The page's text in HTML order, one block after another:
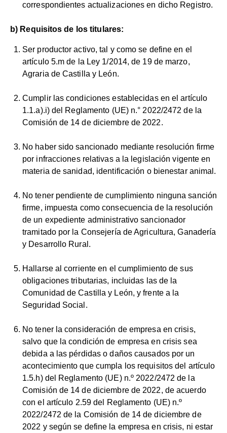
correspondientes actualizaciones en dicho Registro.
b) Requisitos de los titulares:
Ser productor activo, tal y como se define en el
artículo 5.m de la Ley 1/2014, de 19 de marzo,
Agraria de Castilla y León.
Cumplir las condiciones establecidas en el artículo
1.1.a).i) del Reglamento (UE) n.° 2022/2472 de la
Comisión de 14 de diciembre de 2022.
No haber sido sancionado mediante resolución firme
por infracciones relativas a la legislación vigente en
materia de sanidad, identificación o bienestar animal.
No tener pendiente de cumplimiento ninguna sanción
firme, impuesta como consecuencia de la resolución
de un expediente administrativo sancionador
tramitado por la Consejería de Agricultura, Ganadería
y Desarrollo Rural.
Hallarse al corriente en el cumplimiento de sus
obligaciones tributarias, incluidas las de la
Comunidad de Castilla y León, y frente a la
Seguridad Social.
No tener la consideración de empresa en crisis,
salvo que la condición de empresa en crisis sea
debida a las pérdidas o daños causados por un
acontecimiento que cumpla los requisitos del artículo
1.5.h) del Reglamento (UE) n.º 2022/2472 de la
Comisión de 14 de diciembre de 2022, de acuerdo
con el artículo 2.59 del Reglamento (UE) n.º
2022/2472 de la Comisión de 14 de diciembre de
2022 y según se define la empresa en crisis, ni estar